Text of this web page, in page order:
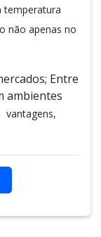
temperatura
não apenas no
Entre
ambientes
vantagens,